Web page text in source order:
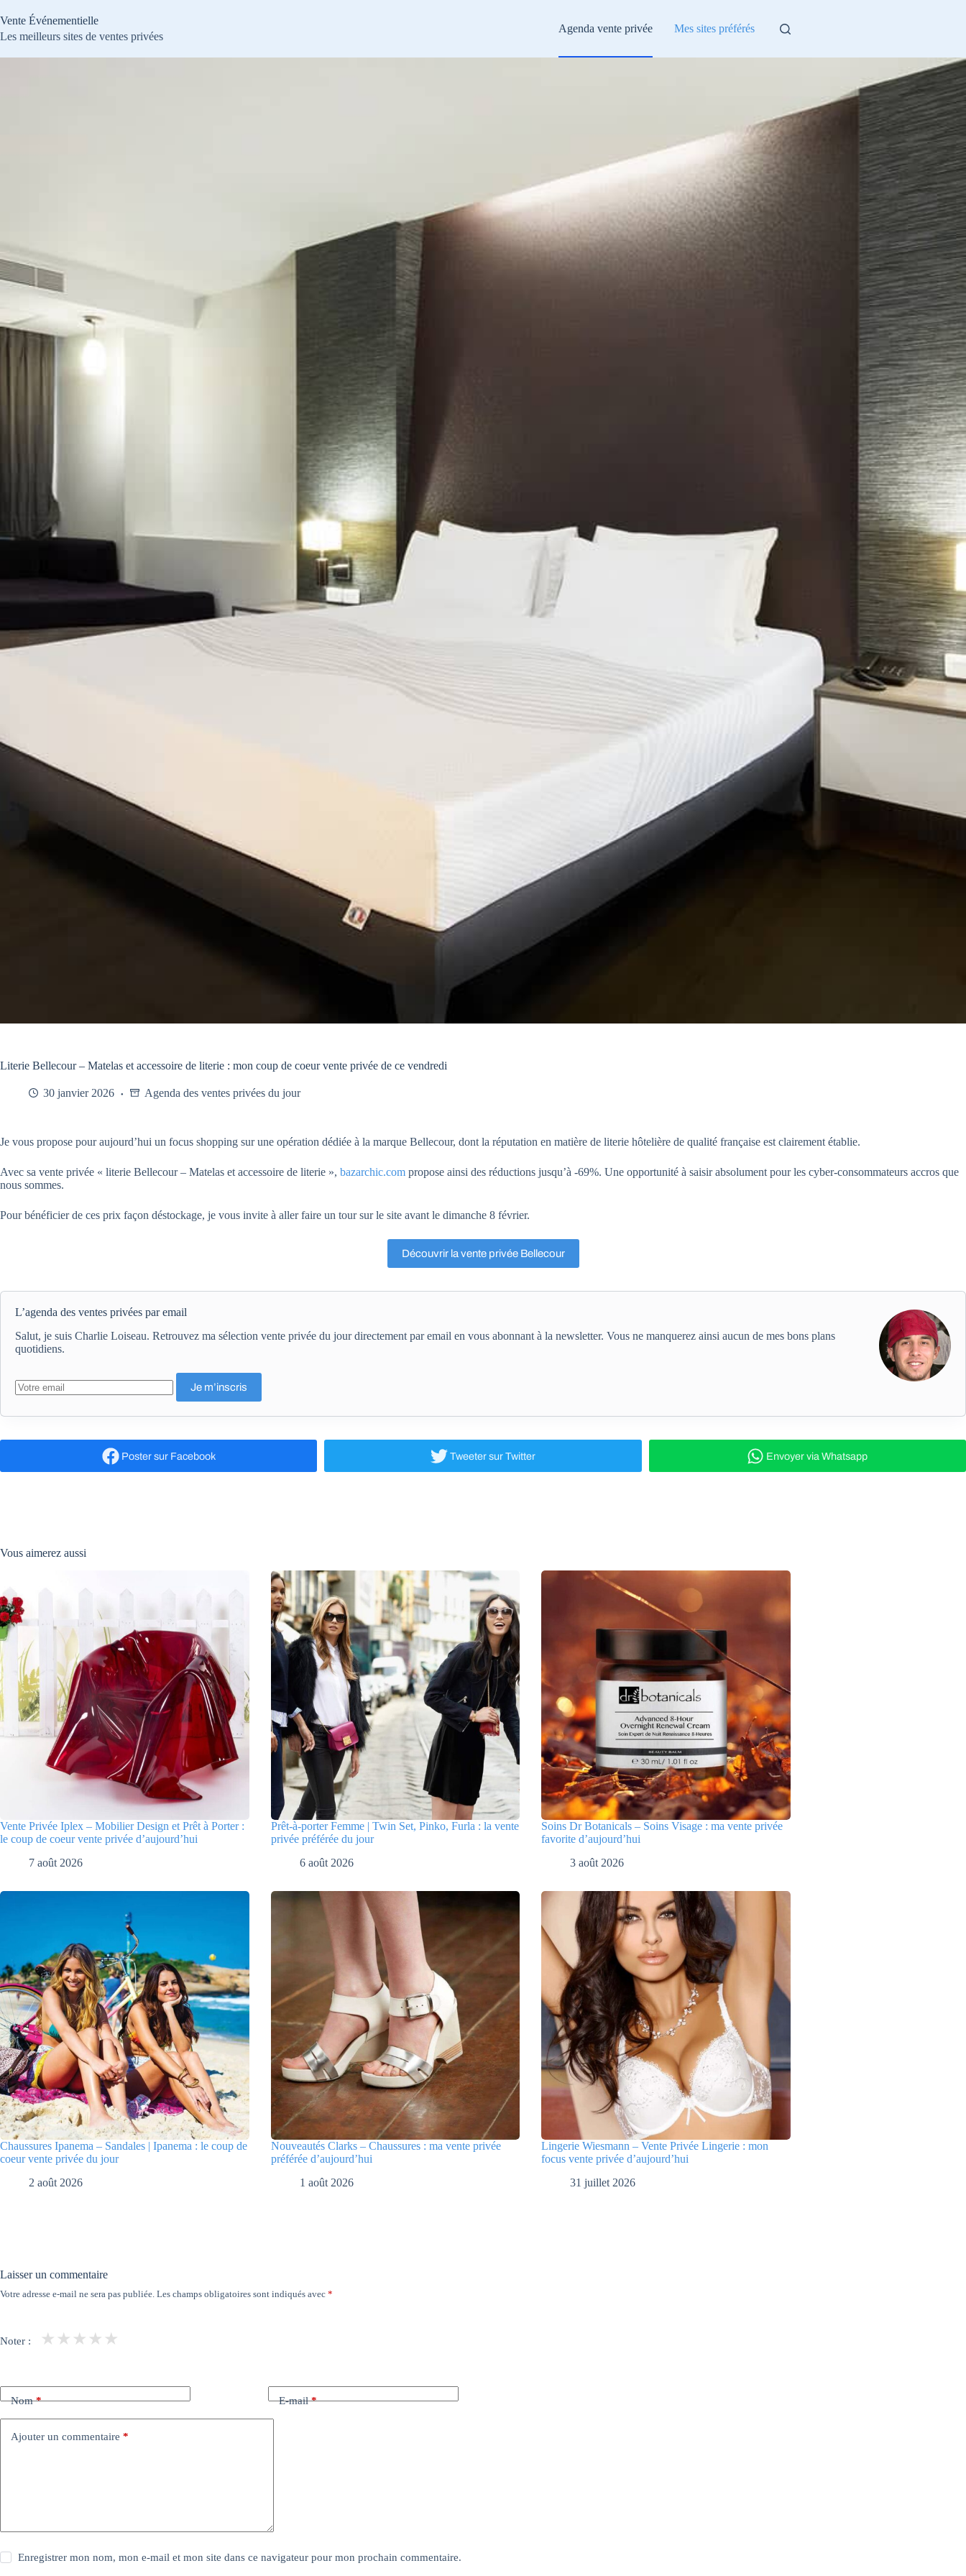
au
contenu
Vente Événementielle
Les meilleurs sites de ventes privées
Agenda vente privée Mes sites préférés
Literie Bellecour – Matelas et accessoire de literie : mon coup de coeur vente privée de ce vendredi
30 janvier 2026 Agenda des ventes privées du jour
Je vous propose pour aujourd’hui un focus shopping sur une opération dédiée à la marque Bellecour, dont la réputation en matière de literie hôtelière de qualité française est clairement établie.
Avec sa vente privée « literie Bellecour – Matelas et accessoire de literie », bazarchic.com propose ainsi des réductions jusqu’à -69%. Une opportunité à saisir absolument pour les cyber-consommateurs accros que
nous sommes.
Pour bénéficier de ces prix façon déstockage, je vous invite à aller faire un tour sur le site avant le dimanche 8 février.
Découvrir la vente privée Bellecour
L’agenda des ventes privées par email
Salut, je suis Charlie Loiseau. Retrouvez ma sélection vente privée du jour directement par email en vous abonnant à la newsletter. Vous ne manquerez ainsi aucun de mes bons plans
quotidiens.
Postersur Facebook Tweetersur Twitter Envoyervia Whatsapp
Vous aimerez aussi
Vente Privée Iplex – Mobilier Design et Prêt à Porter :
le coup de coeur vente privée d’aujourd’hui
7 août 2026
Prêt-à-porter Femme | Twin Set, Pinko, Furla : la vente
privée préférée du jour
6 août 2026
Soins Dr Botanicals – Soins Visage : ma vente privée
favorite d’aujourd’hui
3 août 2026
Chaussures Ipanema – Sandales | Ipanema : le coup de
coeur vente privée du jour
2 août 2026
Nouveautés Clarks – Chaussures : ma vente privée
préférée d’aujourd’hui
1 août 2026
Lingerie Wiesmann – Vente Privée Lingerie : mon
focus vente privée d’aujourd’hui
31 juillet 2026
Laisser un commentaire
Votre adresse e-mail ne sera pas publiée. Les champs obligatoires sont indiqués avec *
Noter : ★
★
★
★
★
Nom* E-mail*
Ajouter un commentaire *
Enregistrer mon nom, mon e-mail et mon site dans ce navigateur pour mon prochain commentaire.